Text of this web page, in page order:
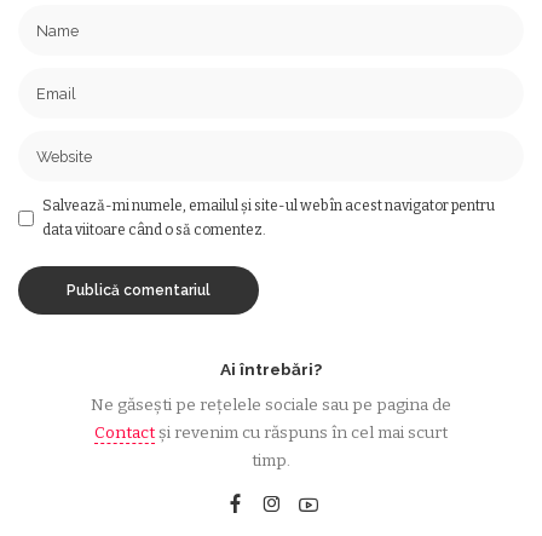
Salvează-mi numele, emailul și site-ul web în acest navigator pentru
data viitoare când o să comentez.
Ai întrebări?
Ne găsești pe rețelele sociale sau pe pagina de
Contactși revenim cu răspuns în cel mai scurt
timp.